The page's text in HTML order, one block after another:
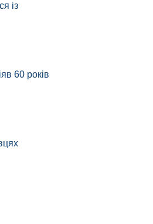
із
60 років